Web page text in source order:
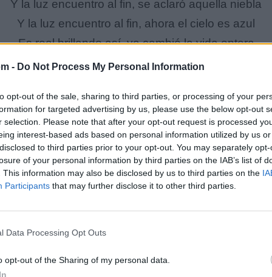
- Do Not Process My Personal Information
opt-out of the sale, sharing to third parties, or processing of your
for targeted advertising by us, please use the below opt-out
selection. Please note that after your opt-out request is processed
interest-based ads based on personal information utilized by us
to third parties prior to your opt-out. You may separately
of your personal information by third parties on the IAB’s list of
This information may also be disclosed by us to third parties on the
Participants that may further disclose it to other third parties.
Data Processing Opt Outs
opt-out of the Sharing of my personal data.
Y la luz encuentro al fin, se aclaró aquella niebla
Y la luz encuentro al fin, ahora el cielo es azul
Es real brillando así, ya cambió la vida entera
Esta vez todo es diferente, veo en ti la luz
'Enredados', se nos cuenta una historia de
donde se encontraba perdido y sin poder ver con
las estrellas y todo se vuelve claro y luminoso. La
de que ha encontrado la luz que tanto buscaba,
través de la presencia de otra persona especial, todo
estrella brillante que ilumina el camino y trae